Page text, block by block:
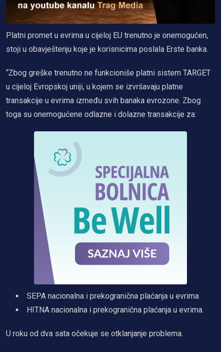
Platni promet u evrima u cijeloj EU trenutno je onemogućen,
stoji u obavještenju koje je korisnicima poslala Erste banka.
“Zbog greške trenutno ne funkcioniše platni sistem TARGET
u cijeloj Evropskoj uniji, u kojem se izvršavaju platne
transakcije u evrima između svih banaka evrozone. Zbog
toga su onemogućene odlazne i dolazne transakcije za:
SEPA nacionalna i prekogranična plaćanja u evrima
HITNA nacionalna i prekogranična plaćanja u evrima.
U roku od dva sata očekuje se otklanjanje problema.